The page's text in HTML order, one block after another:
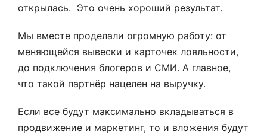
открылась. Это очень хороший результат.
Мы вместе проделали огромную работу: от
меняющейся вывески и карточек лояльности,
до подключения блогеров и СМИ. А главное,
что такой партнёр нацелен на выручку.
Если все будут максимально вкладываться в
продвижение и маркетинг, то и вложения будут